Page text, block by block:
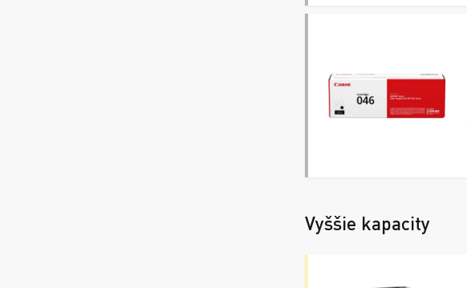
Vyššie kapacity